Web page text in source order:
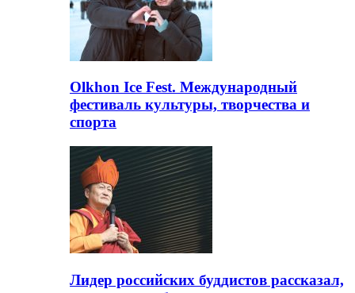
Olkhon Ice Fest. Международный
фестиваль культуры, творчества и
спорта
Лидер российских буддистов рассказал,